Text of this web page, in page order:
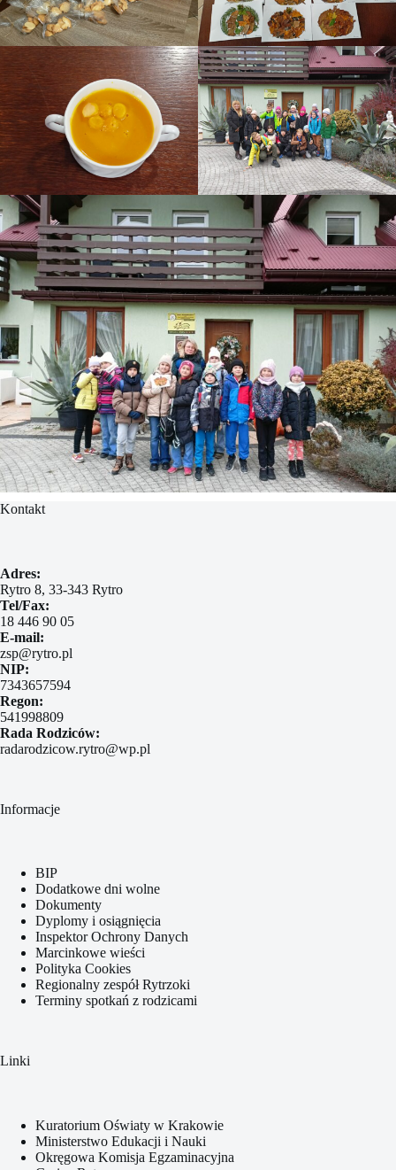
Kontakt
Adres:
Rytro 8, 33-343 Rytro
Tel/Fax:
18 446 90 05
E-mail:
zsp@rytro.pl
NIP:
7343657594
Regon:
541998809
Rada Rodziców:
radarodzicow.rytro@wp.pl
Informacje
BIP
Dodatkowe dni wolne
Dokumenty
Dyplomy i osiągnięcia
Inspektor Ochrony Danych
Marcinkowe wieści
Polityka Cookies
Regionalny zespół Rytrzoki
Terminy spotkań z rodzicami
Linki
Kuratorium Oświaty w Krakowie
Ministerstwo Edukacji i Nauki
Okręgowa Komisja Egzaminacyjna